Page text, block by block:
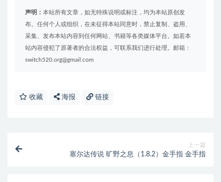
声明： 本站所有文章，如无特殊说明或标注，均为本站原创发
布。任何个人或组织，在未征得本站同意时，禁止复制、盗用、
采集、发布本站内容到任何网站、书籍等各类媒体平台。如若本
站内容侵犯了原著者的合法权益，可联系我们进行处理。邮箱：
switch520.org@gmail.com
收藏 海报 链接
上一篇
塞尔达传说 旷野之息（1.8.2）金手指 金手指